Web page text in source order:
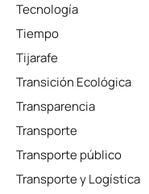
Tecnología
Tiempo
Tijarafe
Transición Ecológica
Transparencia
Transporte
Transporte público
Transporte y Logística